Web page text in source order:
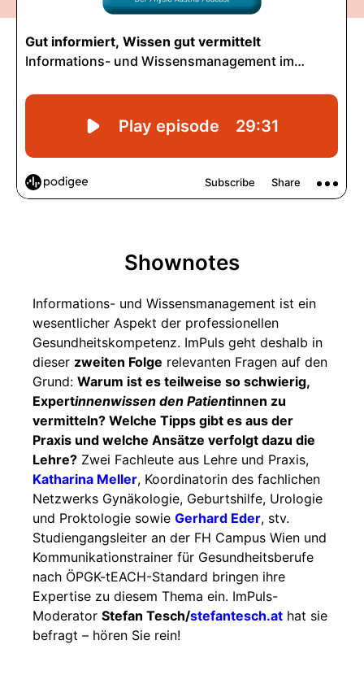
Shownotes
Informations- und Wissensmanagement ist ein
wesentlicher Aspekt der professionellen
Gesundheitskompetenz. ImPuls geht deshalb in
dieser zweiten Folge relevanten Fragen auf den
Grund: Warum ist es teilweise so schwierig,
Expertinnenwissen den Patientinnen zu
vermitteln? Welche Tipps gibt es aus der
Praxis und welche Ansätze verfolgt dazu die
Lehre? Zwei Fachleute aus Lehre und Praxis,
Katharina Meller, Koordinatorin des fachlichen
Netzwerks Gynäkologie, Geburtshilfe, Urologie
und Proktologie sowie Gerhard Eder, stv.
Studiengangsleiter an der FH Campus Wien und
Kommunikationstrainer für Gesundheitsberufe
nach ÖPGK-tEACH-Standard bringen ihre
Expertise zu diesem Thema ein. ImPuls-
Moderator Stefan Tesch/stefantesch.at hat sie
befragt – hören Sie rein!